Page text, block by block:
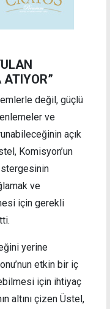
değil, güçlü
ve
açık
Komisyon’un
ve
için gerekli
yerine
etkin bir iç
için ihtiyaç
altını çizen Üstel,